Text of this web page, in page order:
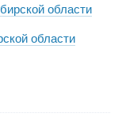
области
области